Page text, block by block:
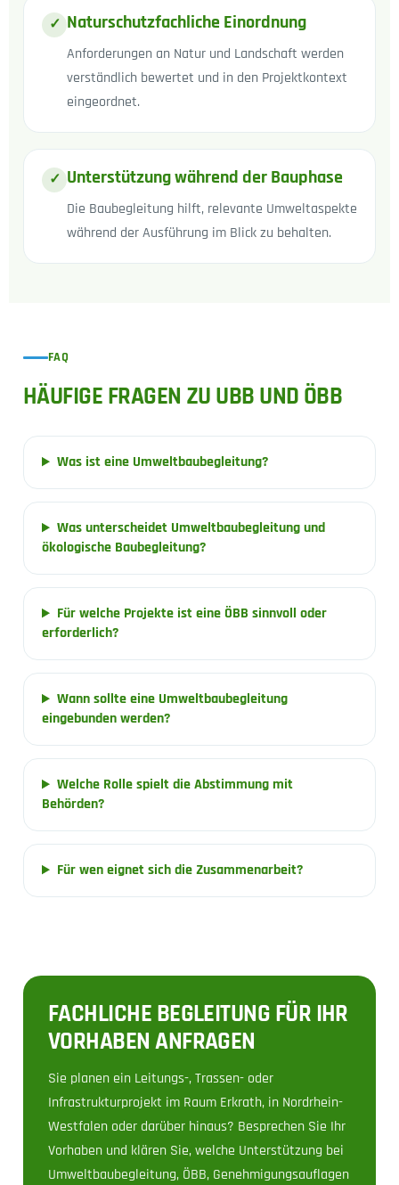
✓ Naturschutzfachliche Einordnung
Anforderungen an Natur und Landschaft werden
verständlich bewertet und in den Projektkontext
eingeordnet.
✓ Unterstützung während der Bauphase
Die Baubegleitung hilft, relevante Umweltaspekte
während der Ausführung im Blick zu behalten.
FAQ
HÄUFIGE FRAGEN ZU UBB UND ÖBB
Was ist eine Umweltbaubegleitung?
Was unterscheidet Umweltbaubegleitung und
ökologische Baubegleitung?
Für welche Projekte ist eine ÖBB sinnvoll oder
erforderlich?
Wann sollte eine Umweltbaubegleitung
eingebunden werden?
Welche Rolle spielt die Abstimmung mit
Behörden?
Für wen eignet sich die Zusammenarbeit?
FACHLICHE BEGLEITUNG FÜR IHR
VORHABEN ANFRAGEN
Sie planen ein Leitungs-, Trassen- oder
Infrastrukturprojekt im Raum Erkrath, in Nordrhein-
Westfalen oder darüber hinaus? Besprechen Sie Ihr
Vorhaben und klären Sie, welche Unterstützung bei
Umweltbaubegleitung, ÖBB, Genehmigungsauflagen